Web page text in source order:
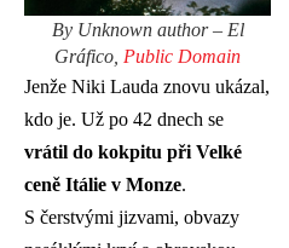
By Unknown author – El
Gráfico, Public Domain
Jenže Niki Lauda znovu ukázal,
kdo je. Už po 42 dnech se
vrátil do kokpitu při Velké
ceně Itálie v Monze.
S čerstvými jizvami, obvazy